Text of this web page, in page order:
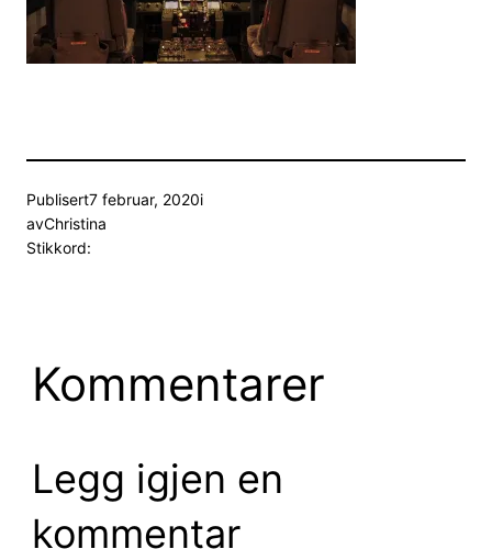
Publisert7 februar, 2020i
avChristina
Stikkord:
Kommentarer
Legg igjen en
kommentar